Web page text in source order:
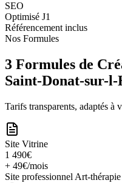
SEO
Optimisé J1
Référencement inclus
Nos Formules
3 Formules de
Saint-Donat-sur-l-
Tarifs transparents, adaptés à
Site Vitrine
1 490€
+ 49€/mois
Site professionnel Art-